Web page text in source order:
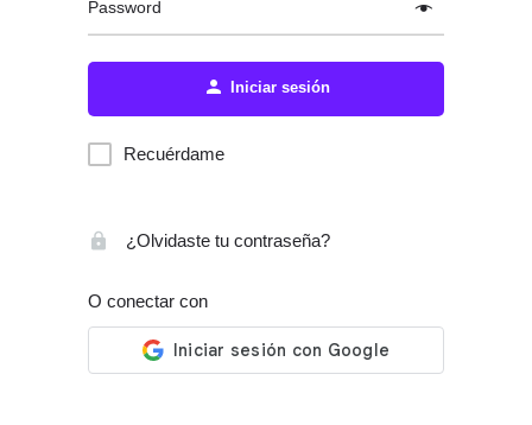
Password
Iniciar sesión
Recuérdame
¿Olvidaste tu contraseña?
O conectar con